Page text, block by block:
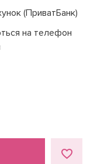
(ПриватБанк)
на телефон